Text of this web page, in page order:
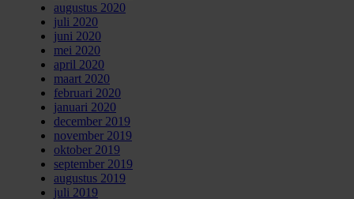
augustus 2020
juli 2020
juni 2020
mei 2020
april 2020
maart 2020
februari 2020
januari 2020
december 2019
november 2019
oktober 2019
september 2019
augustus 2019
juli 2019